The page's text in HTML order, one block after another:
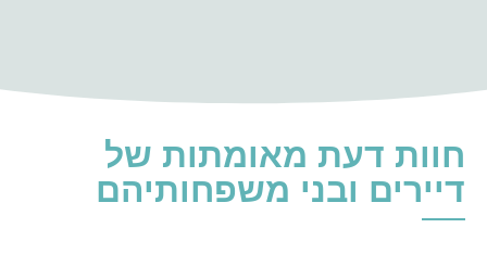
חוות דעת מאומתות של
דיירים ובני משפחותיהם